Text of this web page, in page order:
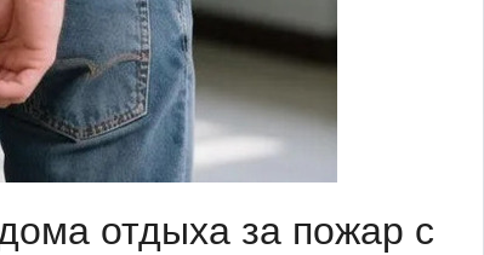
отдыха за пожар с